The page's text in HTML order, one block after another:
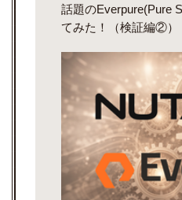
話題のEverpure(Pure
てみた！（検証編②）